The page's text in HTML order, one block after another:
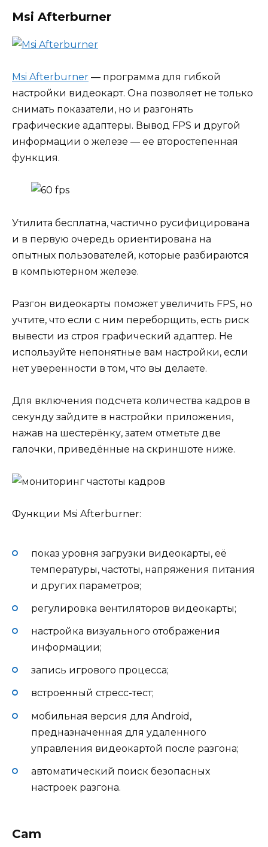
Msi Afterburner
Msi Afterburner — программа для гибкой
настройки видеокарт. Она позволяет не только
снимать показатели, но и разгонять
графические адаптеры. Вывод FPS и другой
информации о железе — ее второстепенная
функция.
Утилита бесплатна, частично русифицирована
и в первую очередь ориентирована на
опытных пользователей, которые разбираются
в компьютерном железе.
Разгон видеокарты поможет увеличить FPS, но
учтите, что если с ним переборщить, есть риск
вывести из строя графический адаптер. Не
используйте непонятные вам настройки, если
нет уверенности в том, что вы делаете.
Для включения подсчета количества кадров в
секунду зайдите в настройки приложения,
нажав на шестерёнку, затем отметьте две
галочки, приведённые на скриншоте ниже.
Функции Msi Afterburner:
показ уровня загрузки видеокарты, её
температуры, частоты, напряжения питания
и других параметров;
регулировка вентиляторов видеокарты;
настройка визуального отображения
информации;
запись игрового процесса;
встроенный стресс-тест;
мобильная версия для Android,
предназначенная для удаленного
управления видеокартой после разгона;
автоматический поиск безопасных
настроек разгона.
Cam